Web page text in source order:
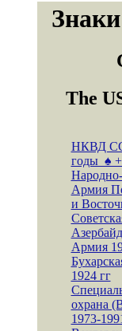
The
НКВД
годы ♠
Армия
и
Армия
1924 гг
охрана
1973-